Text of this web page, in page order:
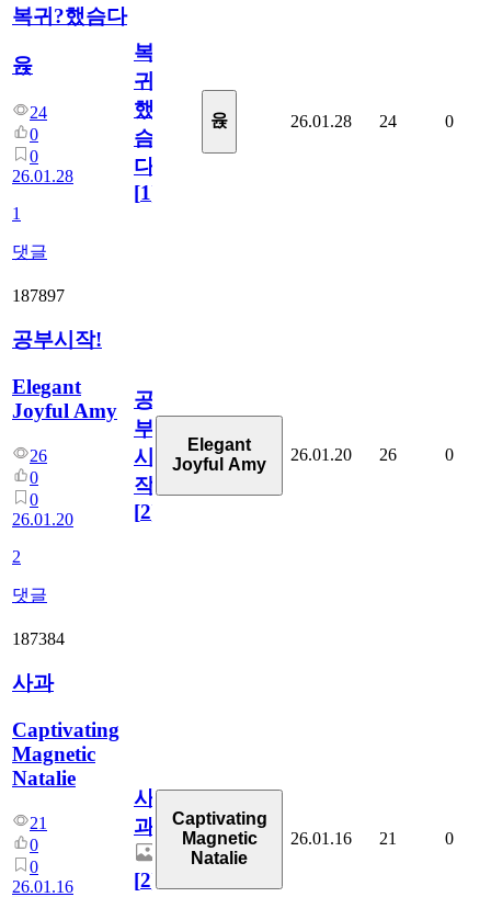
복귀?했슴다
윥
24
0
0
26.01.28
1
댓글
복
귀?
했
슴
다
[1]
윥 26.01.28 24 0
187897
공부시작!
Elegant
Joyful Amy
26
0
0
26.01.20
2
댓글
공
부
시
작!
[2]
Elegant
Joyful Amy
26.01.20 26 0
187384
사과
Captivating
Magnetic
Natalie
21
0
0
26.01.16
사
과
[2]
Captivating
Magnetic
Natalie
26.01.16 21 0